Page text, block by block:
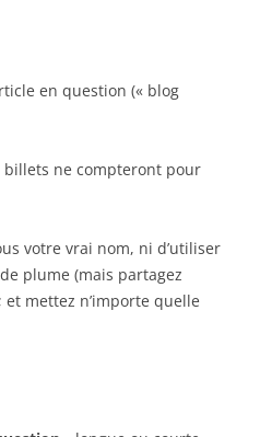
en question (« blog
billets ne compteront pour
votre vrai nom, ni d’utiliser
plume (mais partagez
mettez n’importe quelle